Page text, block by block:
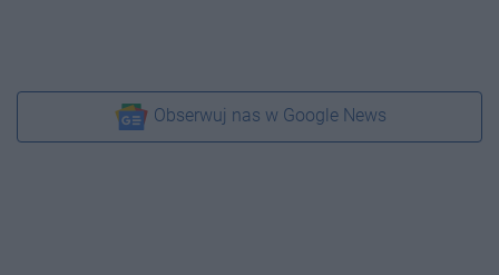
Obserwuj nas w Google News